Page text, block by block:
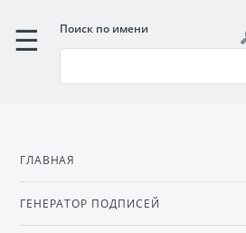
Поиск по имени
ГЛАВНАЯ
ГЕНЕРАТОР ПОДПИСЕЙ